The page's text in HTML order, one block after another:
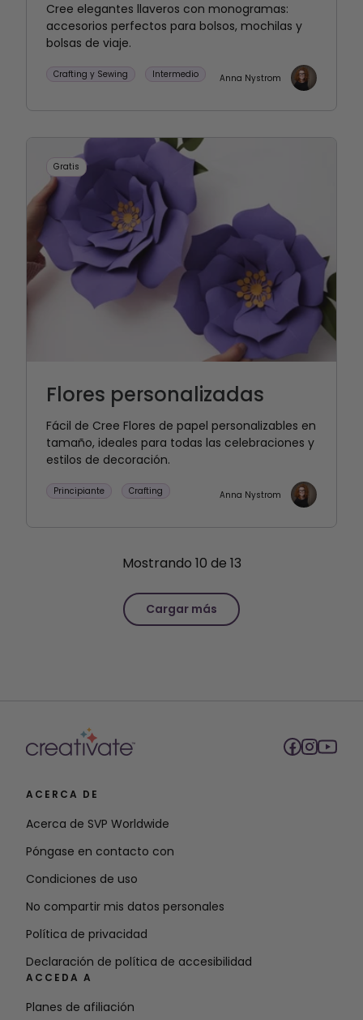
Cree elegantes llaveros con monogramas:
accesorios perfectos para bolsos, mochilas y
bolsas de viaje.
Crafting y Sewing Intermedio Anna Nystrom
Gratis
Flores personalizadas
Fácil de Cree Flores de papel personalizables en
tamaño, ideales para todas las celebraciones y
estilos de decoración.
Principiante Crafting Anna Nystrom
Mostrando 10 de 13
Cargar más
ACERCA DE
Acerca de SVP Worldwide
Póngase en contacto con
Condiciones de uso
No compartir mis datos personales
Política de privacidad
Declaración de política de accesibilidad
ACCEDA A
Planes de afiliación